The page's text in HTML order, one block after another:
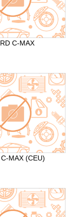
C-MAX
MAX (CEU)